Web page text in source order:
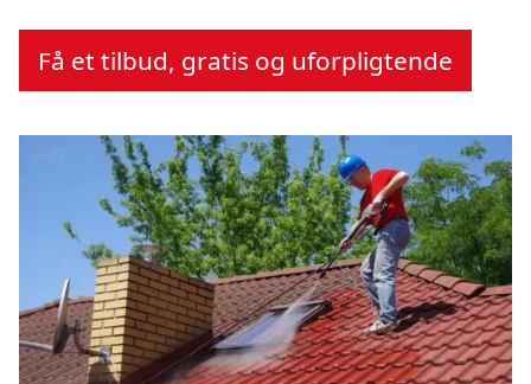
Få et tilbud, gratis og uforpligtende